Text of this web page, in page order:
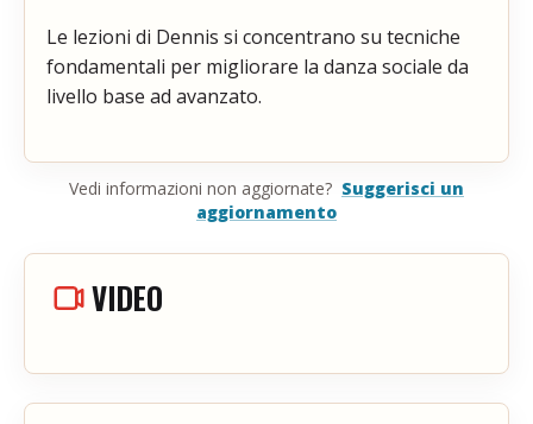
Le lezioni di Dennis si concentrano su tecniche
fondamentali per migliorare la danza sociale da
livello base ad avanzato.
Vedi informazioni non aggiornate? Suggerisci un
aggiornamento
VIDEO